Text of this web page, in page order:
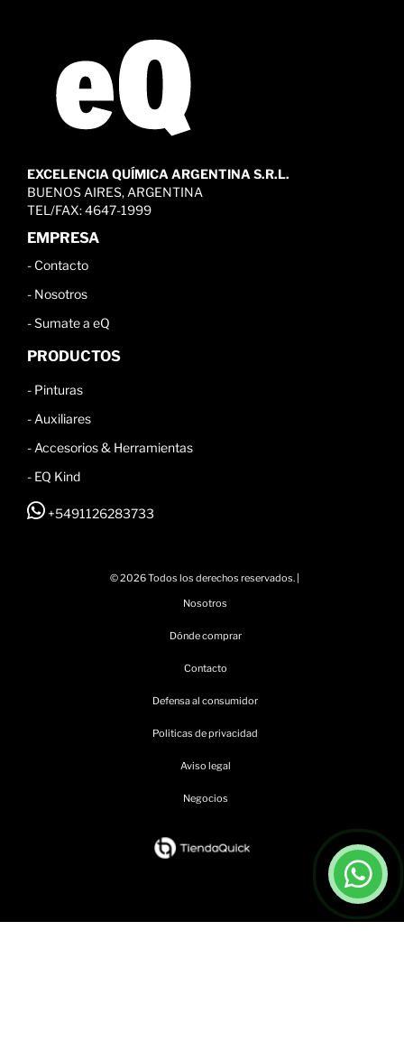
EXCELENCIA QUÍMICA ARGENTINA S.R.L.
BUENOS AIRES, ARGENTINA
TEL/FAX: 4647-1999
EMPRESA
- Contacto
- Nosotros
-Sumate a eQ
PRODUCTOS
- Pinturas
- Auxiliares
- Accesorios & Herramientas
- EQ Kind
+5491126283733
© 2026 Todos los derechos reservados. |
Nosotros
Dónde comprar
Contacto
Defensa al consumidor
Politicas de privacidad
Aviso legal
Negocios